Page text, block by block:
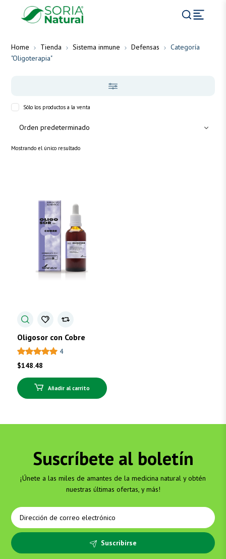
Home Tienda Sistema inmune Defensas
Categoría
"Oligoterapia"
Sólo los productos a la venta
Mostrando el único resultado
Oligosor con Cobre
4
$148.48
Añadir al carrito
Suscríbete al boletín
¡Únete a las miles de amantes de la medicina natural y obtén
nuestras últimas ofertas, y más!
Suscribirse